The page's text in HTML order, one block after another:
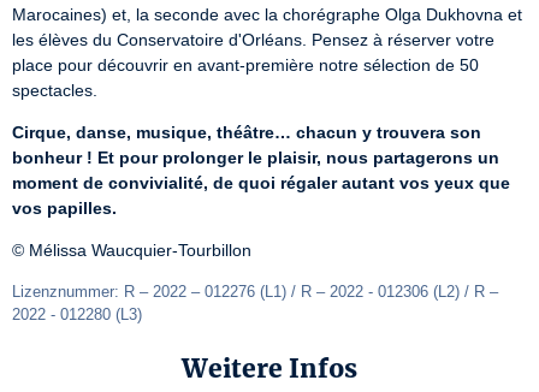
Marocaines) et, la seconde avec la chorégraphe Olga Dukhovna et
les élèves du Conservatoire d'Orléans. Pensez à réserver votre
place pour découvrir en avant-première notre sélection de 50
spectacles.
Cirque, danse, musique, théâtre… chacun y trouvera son
bonheur ! Et pour prolonger le plaisir, nous partagerons un
moment de convivialité, de quoi régaler autant vos yeux que
vos papilles.
© Mélissa Waucquier-Tourbillon
Lizenznummer: R – 2022 – 012276 (L1) / R – 2022 - 012306 (L2) / R –
2022 - 012280 (L3)
Weitere Infos